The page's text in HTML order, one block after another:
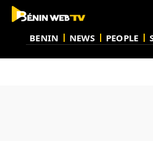
BENIN NEWS PEOPLE